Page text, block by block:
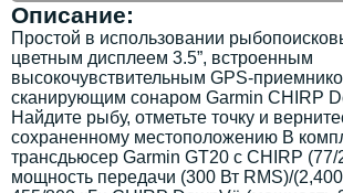
Описание:
Простой в использовании
цветным дисплеем 3.5”, встроенным
высокочувствительным GPS-
сканирующим сонаром Garmin CHIRP
Найдите рыбу, отметьте точку и
сохраненному местоположению В
трансдьюсер Garmin GT20 с CHIRP (77/
мощность передачи (300 Вт RMS)/